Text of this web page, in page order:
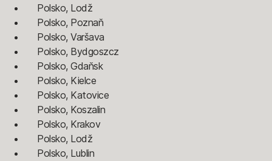
Polsko, Lodž
Polsko, Poznaň
Polsko, Varšava
Polsko, Bydgoszcz
Polsko, Gdaňsk
Polsko, Kielce
Polsko, Katovice
Polsko, Koszalin
Polsko, Krakov
Polsko, Lodž
Polsko, Lublin